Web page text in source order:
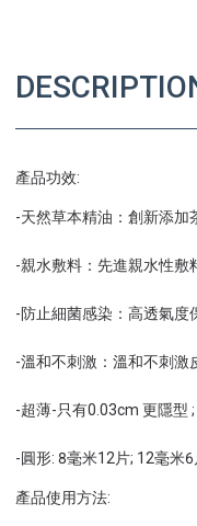
產品功效:
-天然草本精油：創新添加
-親水敷料：先進親水性敷
-防止細菌感染：高透氣度
-溫和不刺激：溫和不刺激
-超薄-只有0.03cm 更隱型
-圓形: 8毫米12片; 12毫米6
產品使用方法: